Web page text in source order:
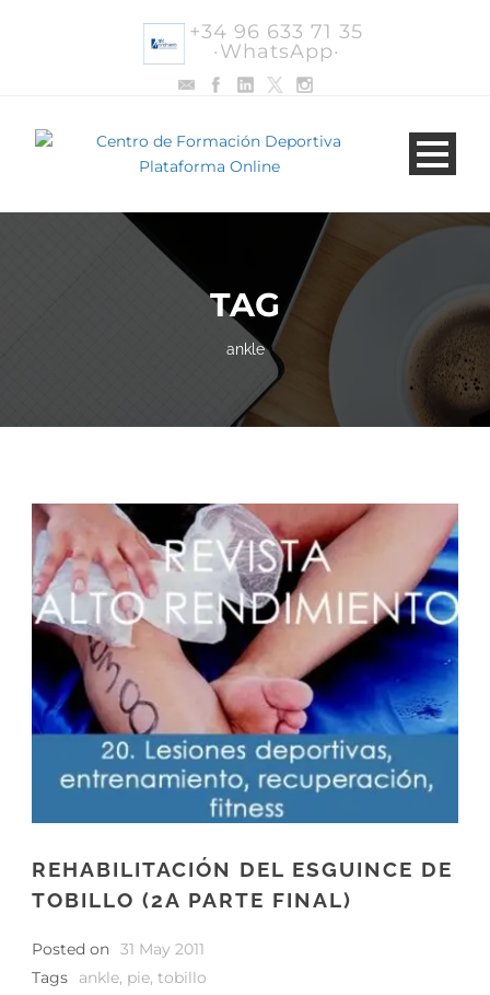
+34 96 633 71 35
·WhatsApp·
TAG
ankle
REHABILITACIÓN DEL ESGUINCE DE
TOBILLO (2A PARTE FINAL)
Posted on 31 May 2011
Tags
ankle, pie, tobillo